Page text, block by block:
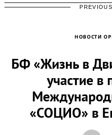
НОВОСТИ
БФ «Жизнь в
участие в
«СОЦИО» в